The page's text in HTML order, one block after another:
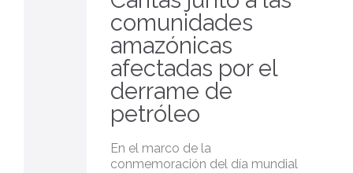
comunidades
amazónicas
afectadas por el
derrame de
petróleo
En el marco de la
conmemoración del día mundial